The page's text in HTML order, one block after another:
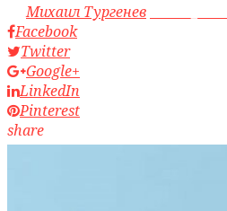
byМихаил Тургенев
Facebook
Twitter
Google+
LinkedIn
Pinterest
share